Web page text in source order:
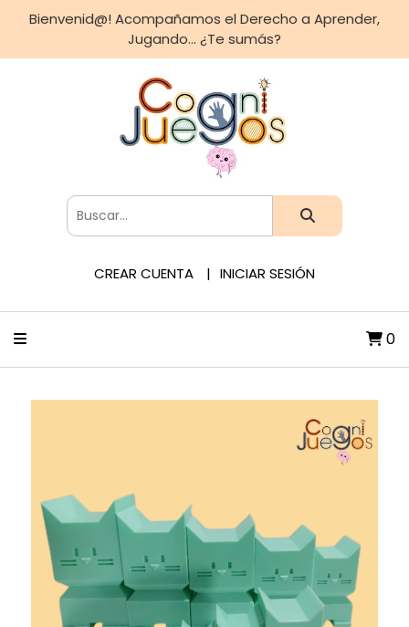
Bienvenid@! Acompañamos el Derecho a Aprender,
Jugando... ¿Te sumás?
CREAR CUENTA INICIAR SESIÓN
0